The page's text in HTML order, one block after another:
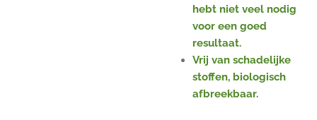
hebt niet veel nodig
voor een goed
resultaat.
Vrij van schadelijke
stoffen, biologisch
afbreekbaar.